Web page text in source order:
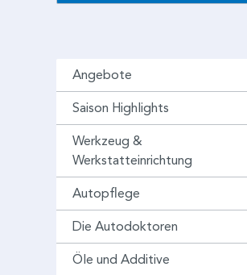
Angebote
Saison Highlights
Werkzeug &
Werkstatteinrichtung
Autopflege
Die Autodoktoren
Öle und Additive